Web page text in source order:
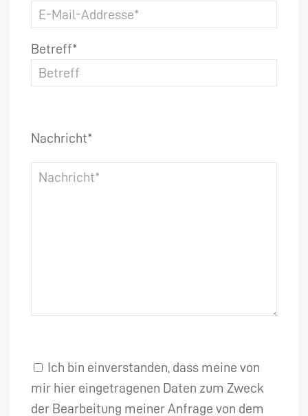
Betreff*
Nachricht*
Ich bin einverstanden, dass meine von
mir hier eingetragenen Daten zum Zweck
der Bearbeitung meiner Anfrage von dem